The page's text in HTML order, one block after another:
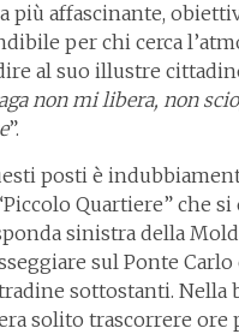
più affascinante,
per chi cerca
al suo illustre
non mi libera, non
”.
posti è
Quartiere” che si
sinistra della
sul Ponte Carlo
sottostanti. Nella
solito trascorrere ore